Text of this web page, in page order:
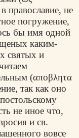
православие, не
погружение,
бы имя одной
каким-
святых и
(απоβλητα
так как оно
не иное что,
и св.
вовсе